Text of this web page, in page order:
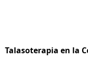
Talasoterapia en la